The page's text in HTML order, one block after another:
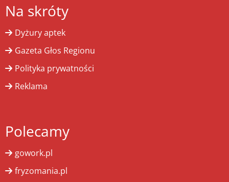
Na skróty
Dyżury aptek
Gazeta Głos Regionu
Polityka prywatności
Reklama
Polecamy
gowork.pl
fryzomania.pl